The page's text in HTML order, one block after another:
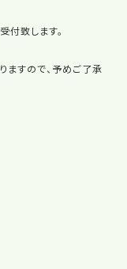
付致します。
すので、予めご了承